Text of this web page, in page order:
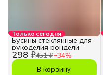
Только сегодня
298 ₽451 ₽−34%
Бусины стеклянные для
рукоделия рондели
В корзину